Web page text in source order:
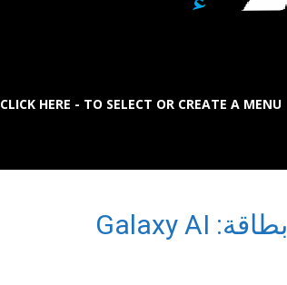
CLICK HERE - TO SELECT OR CREATE A MENU
بطاقة: Galaxy AI